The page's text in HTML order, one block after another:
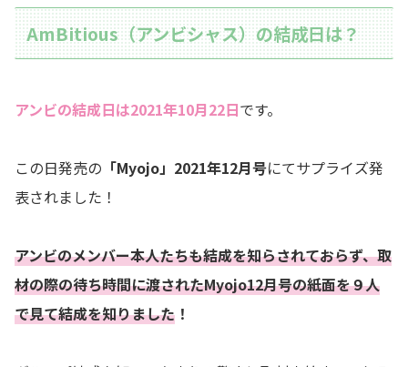
AmBitious（アンビシャス）の結成日は？
アンビの結成日は2021年10月22日です。
この日発売の 「Myojo」2021年12月号にてサプライズ発
表されました！
アンビのメンバー本人たちも結成を知らされておらず、取
材の際の待ち時間に渡されたMyojo12月号の紙面を９人
で見て結成を知りました ！